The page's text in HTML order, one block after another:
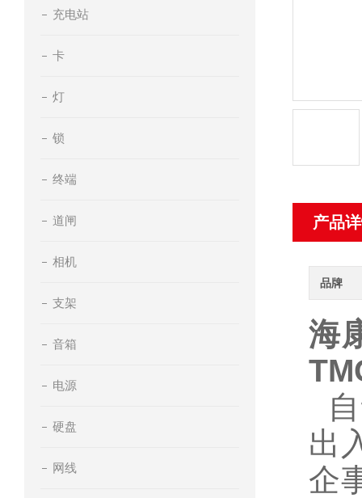
充电站
卡
灯
锁
终端
道闸
相机
支架
音箱
电源
硬盘
网线
产品
品牌
海
出
企